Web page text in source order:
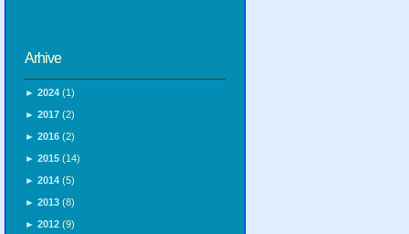
Arhive
► 2024 (1)
► 2017 (2)
► 2016 (2)
► 2015 (14)
► 2014 (5)
► 2013 (8)
► 2012 (9)